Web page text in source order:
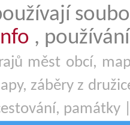
,
měst obcí,
záběry z
památky